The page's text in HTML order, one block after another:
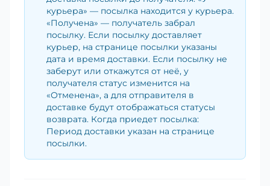
курьера» — посылка находится у курьера.
«Получена» — получатель забрал
посылку. Если посылку доставляет
курьер, на странице посылки указаны
дата и время доставки. Если посылку не
заберут или откажутся от неё, у
получателя статус изменится на
«Отменена», а для отправителя в
доставке будут отображаться статусы
возврата. Когда приедет посылка:
Период доставки указан на странице
посылки.